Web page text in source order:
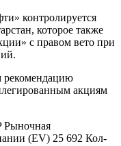
контролируется
которое также
с правом вето при
рекомендацию
акциям
Рыночная
(EV) 25 692 Кол-